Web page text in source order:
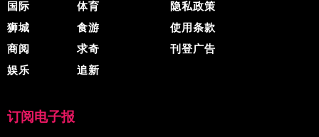
国际
狮城
商阅
娱乐
体育
食游
求奇
追新
隐私政策
使用条款
刊登广告
订阅电子报